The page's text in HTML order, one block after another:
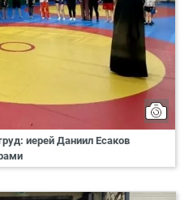
иерей Даниил Есаков